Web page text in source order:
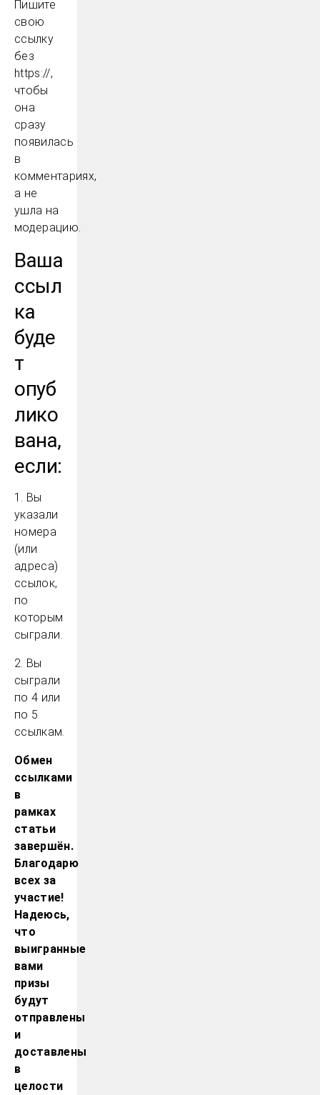
Пишите
свою
ссылку
без
https://,
чтобы
она
сразу
появилась
в
комментариях,
а не
ушла на
модерацию.
Ваша
ссыл
ка
буде
т
опуб
лико
вана,
если:
1. Вы
указали
номера
(или
адреса)
ссылок,
по
которым
сыграли.
2. Вы
сыграли
по 4 или
по 5
ссылкам.
Обмен
ссылками
в
рамках
статьи
завершён.
Благодарю
всех за
участие!
Надеюсь,
что
выигранные
вами
призы
будут
отправлены
и
доставлены
в
целости